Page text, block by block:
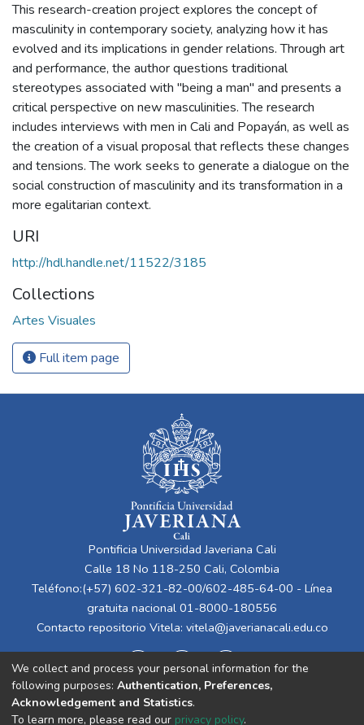
This research-creation project explores the concept of
masculinity in contemporary society, analyzing how it has
evolved and its implications in gender relations. Through art
and performance, the author questions traditional
stereotypes associated with "being a man" and presents a
critical perspective on new masculinities. The research
includes interviews with men in Cali and Popayán, as well as
the creation of a visual proposal that reflects these changes
and tensions. The work seeks to generate a dialogue on the
social construction of masculinity and its transformation in a
more egalitarian context.
URI
http://hdl.handle.net/11522/3185
Collections
Artes Visuales
Full item page
Pontificia Universidad Javeriana Cali
Calle 18 No 118-250 Cali, Colombia
Teléfono:(+57) 602-321-82-00/602-485-64-00 - Línea
gratuita nacional 01-8000-180556
Contacto repositorio Vitela: vitela@javerianacali.edu.co
We collect and process your personal information for the
following purposes: Authentication, Preferences,
Acknowledgement and Statistics.
To learn more, please read our privacy policy.